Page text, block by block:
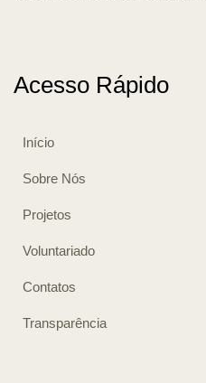
Acesso Rápido
Início
Sobre Nós
Projetos
Voluntariado
Contatos
Transparência